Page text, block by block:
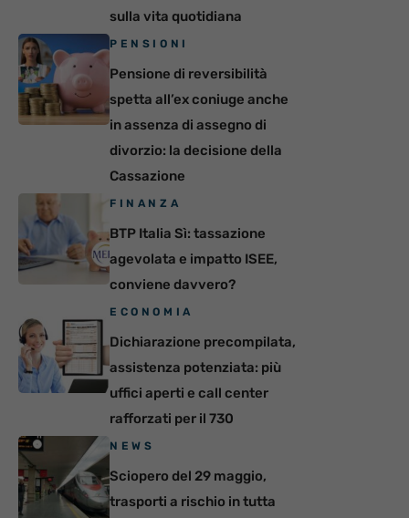
sulla vita quotidiana
PENSIONI
Pensione di reversibilità
spetta all’ex coniuge anche
in assenza di assegno di
divorzio: la decisione della
Cassazione
FINANZA
BTP Italia Sì: tassazione
agevolata e impatto ISEE,
conviene davvero?
ECONOMIA
Dichiarazione precompilata,
assistenza potenziata: più
uffici aperti e call center
rafforzati per il 730
NEWS
Sciopero del 29 maggio,
trasporti a rischio in tutta